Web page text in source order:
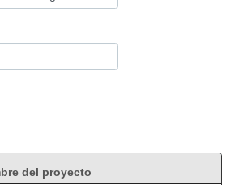
del proyecto